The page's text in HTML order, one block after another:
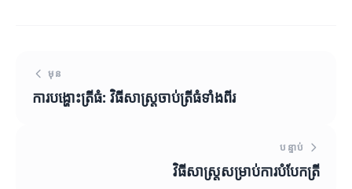
មុន
ការបង្ហោះត្រីធំ: វិធីសាស្រ្តចាប់ត្រីធំទាំងពីរ
បន្ទាប់
វិធីសាស្រ្តសម្រាប់ការបំបែកត្រី